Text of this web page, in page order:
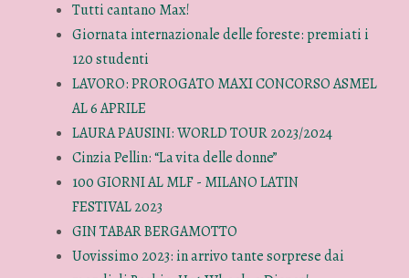
Tutti cantano Max!
Giornata internazionale delle foreste: premiati i
120 studenti
LAVORO: PROROGATO MAXI CONCORSO ASMEL
AL 6 APRILE
LAURA PAUSINI: WORLD TOUR 2023/2024
Cinzia Pellin: “La vita delle donne”
100 GIORNI AL MLF - MILANO LATIN
FESTIVAL 2023
GIN TABAR BERGAMOTTO
Uovissimo 2023: in arrivo tante sorprese dai